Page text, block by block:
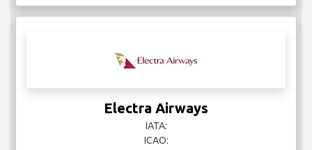
Electra Airways
IATA:
ICAO: